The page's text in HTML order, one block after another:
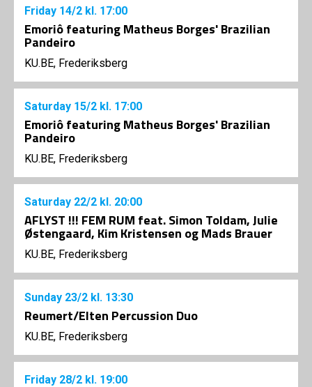
Friday 14/2 kl. 17:00
Emoriô featuring Matheus Borges' Brazilian
Pandeiro
KU.BE, Frederiksberg
Saturday 15/2 kl. 17:00
Emoriô featuring Matheus Borges' Brazilian
Pandeiro
KU.BE, Frederiksberg
Saturday 22/2 kl. 20:00
AFLYST !!! FEM RUM feat. Simon Toldam, Julie
Østengaard, Kim Kristensen og Mads Brauer
KU.BE, Frederiksberg
Sunday 23/2 kl. 13:30
Reumert/Elten Percussion Duo
KU.BE, Frederiksberg
Friday 28/2 kl. 19:00